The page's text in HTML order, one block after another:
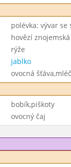
polévka: vývar
hovězí
rýže
jablko
ovocná
bobík,piškoty
ovocný čaj